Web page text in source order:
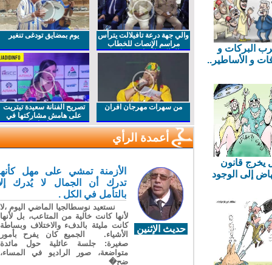
البركات و
و الأساطير..
قانون
إلى الوجود
والي جهة درعة تافيلالت يترأس
مراسم الإنصات للخطاب
الملكي السامي بمناسبة
يوم بمضايق تودغى تنغير
من سهرات مهرجان افران
تصريح الفنانة سعيدة تيتريت
على هامش مشاركتها في
مهرجان افران
أعمدة الرأي
حديث الإثنين
الأزمنة تمشي على مهل كأنها
تدرك أن الجمال لا يُدرك إلا
بالتأمل في الكل .
نستعيد نوسطالجيا الماضي اليوم ،لا
لأنها كانت خالية من المتاعب، بل لأنها
كانت مليئة بالدفء والاختلاف وبساطة
الأشياء. الجميع كان يفرح بأمور
صغيرة: جلسة عائلية حول مائدة
متواضعة، صور الراديو في المساء،
ضح�